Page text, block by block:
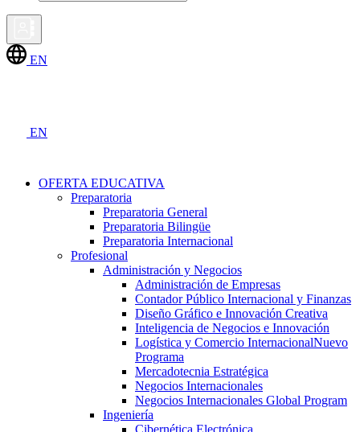
EN
EN
OFERTA EDUCATIVA
Preparatoria
Preparatoria General
Preparatoria Bilingüe
Preparatoria Internacional
Profesional
Administración y Negocios
Administración de Empresas
Contador Público Internacional y Finanzas
Diseño Gráfico e Innovación Creativa
Inteligencia de Negocios e Innovación
Logística y Comercio InternacionalNuevo
Programa
Mercadotecnia Estratégica
Negocios Internacionales
Negocios Internacionales Global Program
Ingeniería
Cibernética Electrónica